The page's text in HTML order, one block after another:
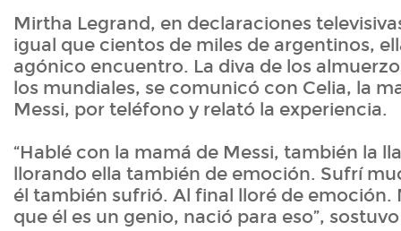
Mirtha Legrand, en declaraciones
igual que cientos de miles de argentinos,
agónico encuentro. La diva de los
los mundiales, se comunicó con Celia, la
Messi, por teléfono y relató la experiencia.
“Hablé con la mamá de Messi, también la
llorando ella también de emoción. Sufrí
él también sufrió. Al final lloré de emoción.
que él es un genio, nació para eso”,